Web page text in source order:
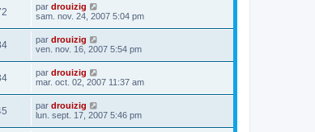
par drouizig
sam. nov. 24, 2007 5:04 pm
par drouizig
ven. nov. 16, 2007 5:54 pm
par drouizig
mar. oct. 02, 2007 11:37 am
par drouizig
lun. sept. 17, 2007 5:46 pm